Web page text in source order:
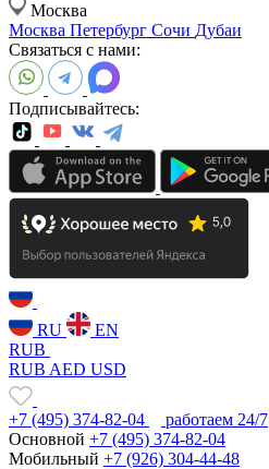
Москва
Москва Петербург Сочи Дубаи
Связаться с нами:
Подписывайтесь:
RU
EN
RUB
RUB AED USD
+7 (495) 374-82-04
работаем 24/7
Основной +7 (495) 374-82-04
Мобильный +7 (926) 304-44-48